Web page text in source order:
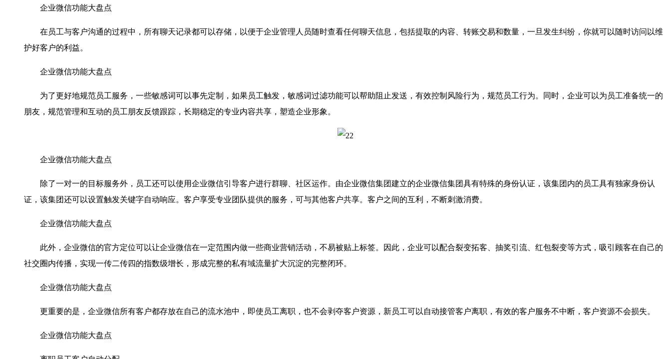
企业微信功能大盘点
在员工与客户沟通的过程中，所有聊天记录都可以存储，以便于企业管理人员随时查看任何聊天信息，包括提取的内容、转账交易和数量，一旦发生纠纷，你就可以随时访问以维
护好客户的利益。
企业微信功能大盘点
为了更好地规范员工服务，一些敏感词可以事先定制，如果员工触发，敏感词过滤功能可以帮助阻止发送，有效控制风险行为，规范员工行为。同时，企业可以为员工准备统一的
朋友，规范管理和互动的员工朋友反馈跟踪，长期稳定的专业内容共享，塑造企业形象。
企业微信功能大盘点
除了一对一的目标服务外，员工还可以使用企业微信引导客户进行群聊、社区运作。由企业微信集团建立的企业微信集团具有特殊的身份认证，该集团内的员工具有独家身份认
证，该集团还可以设置触发关键字自动响应。客户享受专业团队提供的服务，可与其他客户共享。客户之间的互利，不断刺激消费。
企业微信功能大盘点
此外，企业微信的官方定位可以让企业微信在一定范围内做一些商业营销活动，不易被贴上标签。因此，企业可以配合裂变拓客、抽奖引流、红包裂变等方式，吸引顾客在自己的
社交圈内传播，实现一传二传四的指数级增长，形成完整的私有域流量扩大沉淀的完整闭环。
企业微信功能大盘点
更重要的是，企业微信所有客户都存放在自己的流水池中，即使员工离职，也不会剥夺客户资源，新员工可以自动接管客户离职，有效的客户服务不中断，客户资源不会损失。
企业微信功能大盘点